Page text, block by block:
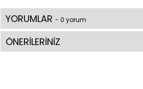
YORUMLAR - 0 yorum
ÖNERİLERİNİZ